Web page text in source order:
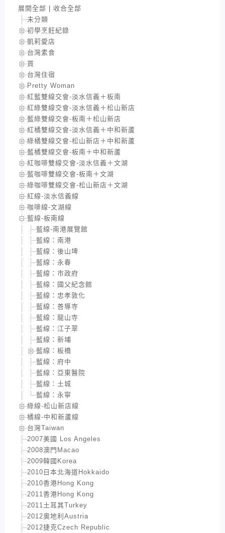
展開全部
收合全部
未分類
初學烹飪紀錄
凱莉愛店
台灣素食
買
台灣住宿
Pretty Woman
紅藍雙線交會-淡水信義＋板南
紅綠雙線交會-淡水信義＋松山新店
藍綠雙線交會-板南＋松山新店
紅橘雙線交會-淡水信義＋中和新蘆
綠橘雙線交會-松山新店＋中和新蘆
藍橘雙線交會-板南＋中和新蘆
紅咖啡雙線交會-淡水信義＋文湖
藍咖啡雙線交會-板南＋文湖
綠咖啡雙線交會-松山新店＋文湖
紅線-淡水信義線
咖啡線-文湖線
藍線-板南線
藍線-南港展覽館
藍線：南港
藍線：後山埤
藍線：永春
藍線：市政府
藍線：國父紀念館
藍線：忠孝敦化
藍線：善導寺
藍線：龍山寺
藍線：江子翠
藍線：新埔
藍線：板橋
藍線：府中
藍線：亞東醫院
藍線：土城
藍線：永寧
綠線-松山新店線
橘線-中和新蘆線
台灣Taiwan
2007美國 Los Angeles
2008澳門Macao
2009韓國Korea
2010日本北海道Hokkaido
2010香港Hong Kong
2011香港Hong Kong
2011土耳其Turkey
2012奧地利Austria
2012捷克Czech Republic